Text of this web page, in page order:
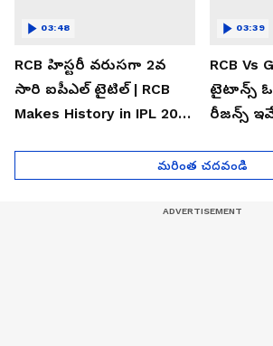
RCB హిస్టరీ వరుసగా 2వ
సారి ఐపీఎల్ టైటిల్ | RCB
Makes History in IPL 2026
03:48
RCB Vs
టైటాన్స్
రీజన్స్
03:39
మరింత చదవండి